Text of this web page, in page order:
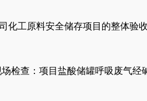
化工原料安全储存项目的整体验收
检查：项目盐酸储罐呼吸废气经